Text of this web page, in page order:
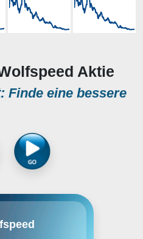
Aktie
Finde eine bessere
semiconductors,